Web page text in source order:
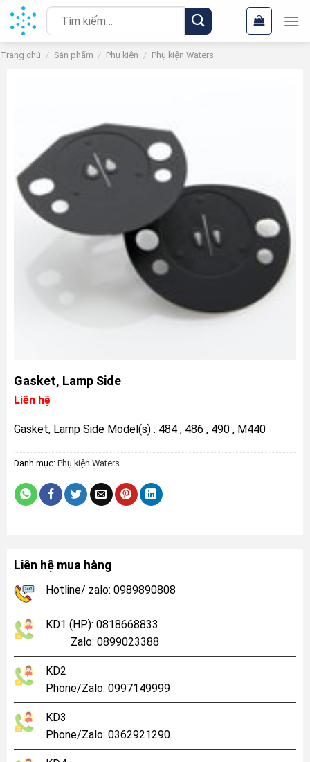
Chuyển
đến
nội
dung
Tìm
kiếm:
Trang chủ / Sản phẩm / Phụ kiện / Phụ kiện Waters
Gasket, Lamp Side
Liên hệ
Gasket, Lamp Side Model(s) : 484 , 486 , 490 , M440
Danh mục: Phụ kiện Waters
Liên hệ mua hàng
Hotline/ zalo: 0989890808
KD1 (HP): 0818668833
Zalo: 0899023388
KD2
Phone/Zalo: 0997149999
KD3
Phone/Zalo: 0362921290